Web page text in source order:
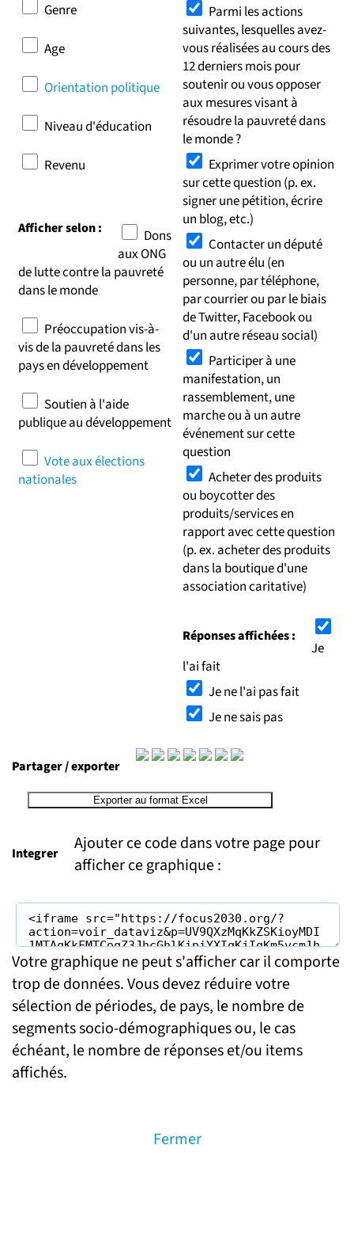
Genre
Age
Orientation politique
Niveau d'éducation
Revenu
Afficher selon :
Dons
aux ONG
de lutte contre la pauvreté
dans le monde
Préoccupation vis-à-
vis de la pauvreté dans les
pays en développement
Soutien à l'aide
publique au développement
Vote aux élections
nationales
Parmi les actions
suivantes, lesquelles avez-
vous réalisées au cours des
12 derniers mois pour
soutenir ou vous opposer
aux mesures visant à
résoudre la pauvreté dans
le monde ?
Exprimer votre opinion
sur cette question (p. ex.
signer une pétition, écrire
un blog, etc.)
Contacter un député
ou un autre élu (en
personne, par téléphone,
par courrier ou par le biais
de Twitter, Facebook ou
d'un autre réseau social)
Participer à une
manifestation, un
rassemblement, une
marche ou à un autre
événement sur cette
question
Acheter des produits
ou boycotter des
produits/services en
rapport avec cette question
(p. ex. acheter des produits
dans la boutique d'une
association caritative)
Réponses affichées :
Je
l'ai fait
Je ne l'ai pas fait
Je ne sais pas
Partager / exporter
Exporter au format Excel
Integrer
Ajouter ce code dans votre page pour
afficher ce graphique :
Votre graphique ne peut s'afficher car il comporte
trop de données. Vous devez réduire votre
sélection de périodes, de pays, le nombre de
segments socio-démographiques ou, le cas
échéant, le nombre de réponses et/ou items
affichés.
Fermer